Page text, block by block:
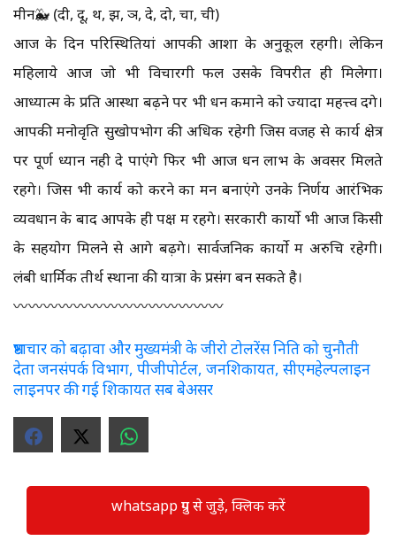
मीन🐳 (दी, दू, थ, झ, ञ, दे, दो, चा, ची)
आज के दिन परिस्थितियां आपकी आशा के अनुकूल रहेंगी। लेकिन
महिलाये आज जो भी विचारेंगी फल उसके विपरीत ही मिलेगा।
आध्यात्म के प्रति आस्था बढ़ने पर भी धन कमाने को ज्यादा महत्त्व देंगे।
आपकी मनोवृति सुखोपभोग की अधिक रहेगी जिस वजह से कार्य क्षेत्र
पर पूर्ण ध्यान नही दे पाएंगे फिर भी आज धन लाभ के अवसर मिलते
रहेंगे। जिस भी कार्य को करने का मन बनाएंगे उनके निर्णय आरंभिक
व्यवधान के बाद आपके ही पक्ष में रहेंगे। सरकारी कार्यो भी आज किसी
के सहयोग मिलने से आगे बढ़ेंगे। सार्वजनिक कार्यो में अरुचि रहेगी।
लंबी धार्मिक तीर्थ स्थानों की यात्रा के प्रसंग बन सकते है।
〰️〰️〰️〰️〰️〰️〰️〰️〰️〰️〰️〰️〰️〰️
भ्रष्टाचार को बढ़ावा और मुख्यमंत्री के जीरो टोलरेंस निति को चुनौती
देता जनसंपर्क विभाग, पीजीपोर्टल, जनशिकायत, सीएमहेल्पलाइन
लाइनपर की गई शिकायत सब बेअसर
whatsapp ग्रुप से जुड़े, क्लिक करें